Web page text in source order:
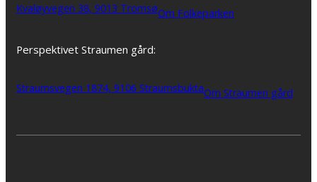
Kvaløyvegen 38, 9013 TromsøOm Folkeparken
Perspektivet Straumen gård:
Straumsvegen 1874, 9106 StraumsbuktaOm Straumen gård